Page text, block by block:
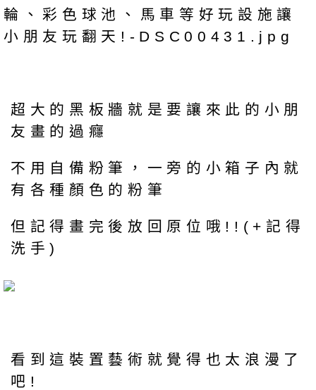
超大的黑板牆就是要讓來此的小朋
友畫的過癮
不用自備粉筆，一旁的小箱子內就
有各種顏色的粉筆
但記得畫完後放回原位哦!!(+記得
洗手)
看到這裝置藝術就覺得也太浪漫了
吧!